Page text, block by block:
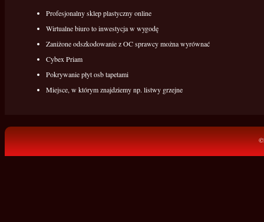
Profesjonalny sklep plastyczny online
Wirtualne biuro to inwestycja w wygodę
Zaniżone odszkodowanie z OC sprawcy można wyrównać
Cybex Priam
Pokrywanie płyt osb tapetami
Miejsce, w którym znajdziemy np. listwy grzejne